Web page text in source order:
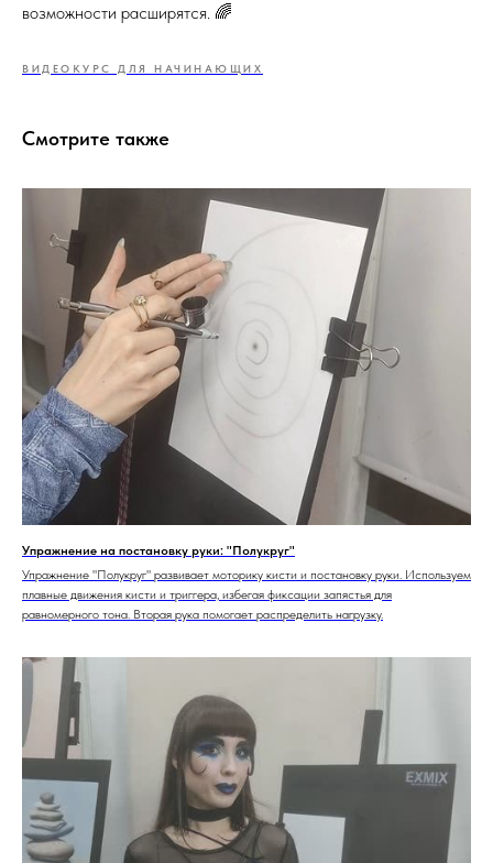
возможности расширятся. 🌈
ВИДЕОКУРС ДЛЯ НАЧИНАЮЩИХ
Смотрите также
Упражнение на постановку руки: "Полукруг"
Упражнение "Полукруг" развивает моторику кисти и постановку руки. Используем
плавные движения кисти и триггера, избегая фиксации запястья для
равномерного тона. Вторая рука помогает распределить нагрузку.